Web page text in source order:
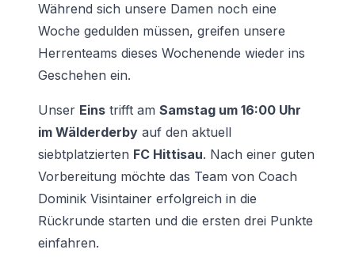
Während sich unsere Damen noch eine
Woche gedulden müssen, greifen unsere
Herrenteams dieses Wochenende wieder ins
Geschehen ein.
Unser Eins trifft am Samstag um 16:00 Uhr
im Wälderderby auf den aktuell
siebtplatzierten FC Hittisau. Nach einer guten
Vorbereitung möchte das Team von Coach
Dominik Visintainer erfolgreich in die
Rückrunde starten und die ersten drei Punkte
einfahren.